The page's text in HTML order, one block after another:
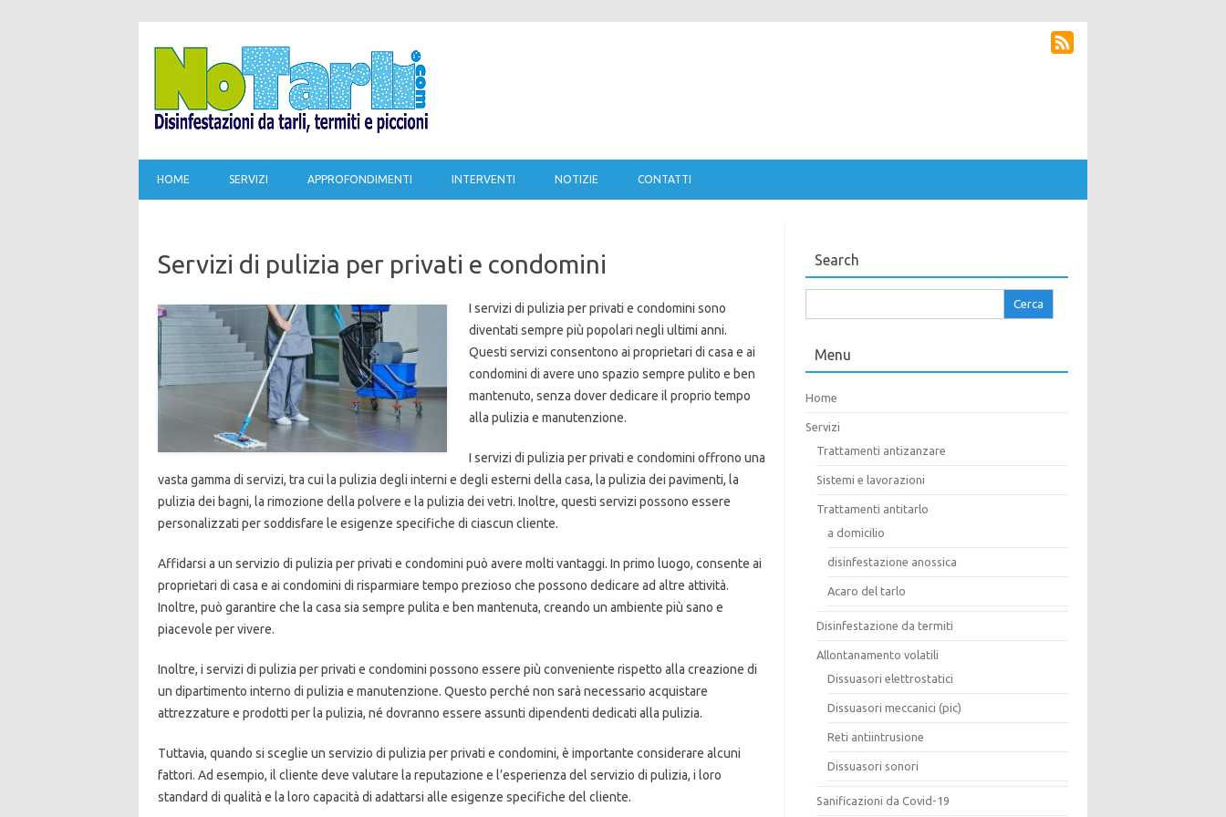
HOME SERVIZI APPROFONDIMENTI INTERVENTI NOTIZIE CONTATTI
Servizi di pulizia per privati e condomini
I servizi di pulizia per privati e condomini sono
diventati sempre più popolari negli ultimi anni.
Questi servizi consentono ai proprietari di casa e ai
condomini di avere uno spazio sempre pulito e ben
mantenuto, senza dover dedicare il proprio tempo
alla pulizia e manutenzione.
I servizi di pulizia per privati e condomini offrono una
vasta gamma di servizi, tra cui la pulizia degli interni e degli esterni della casa, la pulizia dei pavimenti, la
pulizia dei bagni, la rimozione della polvere e la pulizia dei vetri. Inoltre, questi servizi possono essere
personalizzati per soddisfare le esigenze specifiche di ciascun cliente.
Affidarsi a un servizio di pulizia per privati e condomini può avere molti vantaggi. In primo luogo, consente ai
proprietari di casa e ai condomini di risparmiare tempo prezioso che possono dedicare ad altre attività.
Inoltre, può garantire che la casa sia sempre pulita e ben mantenuta, creando un ambiente più sano e
piacevole per vivere.
Inoltre, i servizi di pulizia per privati e condomini possono essere più conveniente rispetto alla creazione di
un dipartimento interno di pulizia e manutenzione. Questo perché non sarà necessario acquistare
attrezzature e prodotti per la pulizia, né dovranno essere assunti dipendenti dedicati alla pulizia.
Tuttavia, quando si sceglie un servizio di pulizia per privati e condomini, è importante considerare alcuni
fattori. Ad esempio, il cliente deve valutare la reputazione e l’esperienza del servizio di pulizia, i loro
standard di qualità e la loro capacità di adattarsi alle esigenze specifiche del cliente.
Search
per:
Menu
Home
Servizi
Trattamenti antizanzare
Sistemi e lavorazioni
Trattamenti antitarlo
a domicilio
disinfestazione anossica
Acaro del tarlo
Disinfestazione da termiti
Allontanamento volatili
Dissuasori elettrostatici
Dissuasori meccanici (pic)
Reti antiintrusione
Dissuasori sonori
Sanificazioni da Covid-19